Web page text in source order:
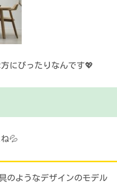
にぴったりなんです💖
💦
のようなデザインのモデル